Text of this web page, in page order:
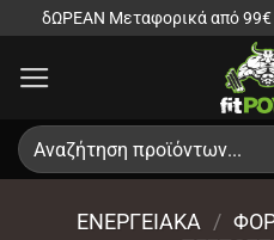
Μετάβαση
περιεχόμενο
δΩΡΕΑΝ Μεταφορικά από 99€
Αναζήτηση
για:
ΕΝΕΡΓΕΙΑΚΑ /